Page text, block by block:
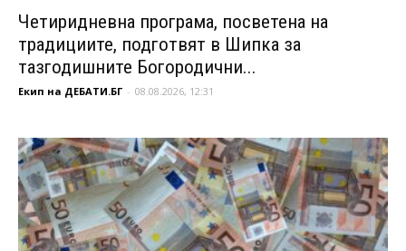
Четиридневна програма, посветена на
традициите, подготвят в Шипка за
тазгодишните Богородични...
Екип на ДЕБАТИ.БГ - 08.08.2026, 12:31